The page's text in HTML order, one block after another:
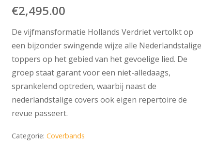
€2,495.00
De vijfmansformatie Hollands Verdriet vertolkt op
een bijzonder swingende wijze alle Nederlandstalige
toppers op het gebied van het gevoelige lied. De
groep staat garant voor een niet-alledaags,
sprankelend optreden, waarbij naast de
nederlandstalige covers ook eigen repertoire de
revue passeert.
Categorie: Coverbands